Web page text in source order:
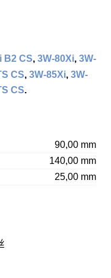
B2 CS, 3W-80Xi, 3W-
CS, 3W-85Xi, 3W-
CS.
90,00 mm
140,00 mm
25,00 mm